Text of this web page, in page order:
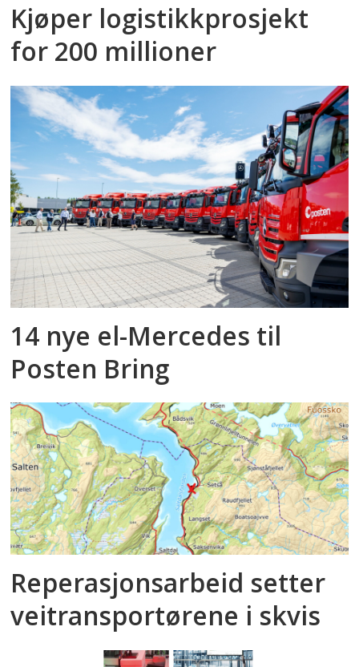
Kjøper logistikkprosjekt
for 200 millioner
14 nye el-Mercedes til
Posten Bring
Reperasjonsarbeid setter
veitransportørene i skvis